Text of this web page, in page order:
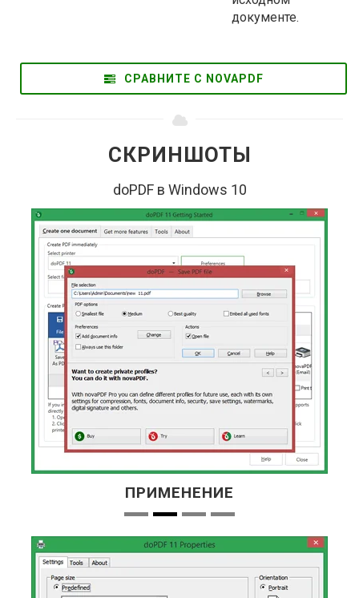
документе.
СРАВНИТЕ С NOVAPDF
СКРИНШОТЫ
doPDF в Windows 10
ПРИМЕНЕНИЕ